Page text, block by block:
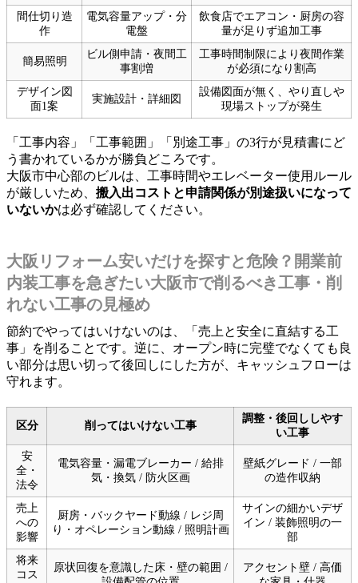
間仕切り造
作
電気容量アップ・分
電盤
飲食店でエアコン・厨房の容
量が足りず追加工事
簡易照明
ビル側申請・夜間工
事割増
工事時間制限により夜間作業
が必須になり割高
デザイン図
面1案
実施設計・詳細図
設備図面が無く、やり直しや
現場ストップが発生
「工事内容」「工事範囲」「別途工事」の3行が見積書にど
う書かれているかが勝負どころです。
大阪市中心部のビルは、工事時間やエレベーター使用ルール
が厳しいため、 搬入出コストと申請関係が別途扱いになって
いないかは必ず確認してください。
大阪リフォーム安いだけを探すと危険？開業前
内装工事を急ぎたい大阪市で削るべき工事・削
れない工事の見極め
節約でやってはいけないのは、「売上と安全に直結する工
事」を削ることです。逆に、オープン時に完璧でなくても良
い部分は思い切って後回しにした方が、キャッシュフローは
守れます。
区分 削ってはいけない工事
調整・後回ししやす
い工事
安
全・
法令
電気容量・漏電ブレーカー / 給排
気・換気 / 防火区画
壁紙グレード / 一部
の造作収納
売上
への
影響
厨房・バックヤード動線 / レジ周
り・オペレーション動線 / 照明計画
サインの細かいデザ
イン / 装飾照明の一
部
将来
コス
原状回復を意識した床・壁の範囲 /
アクセント壁 / 高価